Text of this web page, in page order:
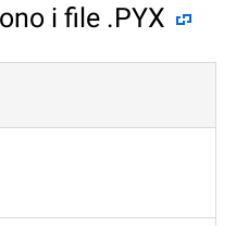
i file .PYX